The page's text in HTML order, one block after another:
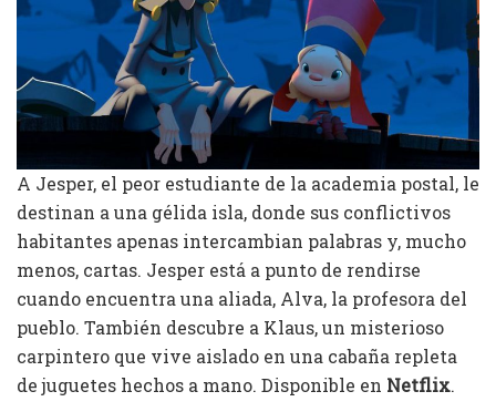
A Jesper, el peor estudiante de la academia postal, le
destinan a una gélida isla, donde sus conflictivos
habitantes apenas intercambian palabras y, mucho
menos, cartas. Jesper está a punto de rendirse
cuando encuentra una aliada, Alva, la profesora del
pueblo. También descubre a Klaus, un misterioso
carpintero que vive aislado en una cabaña repleta
de juguetes hechos a mano. Disponible en Netflix.